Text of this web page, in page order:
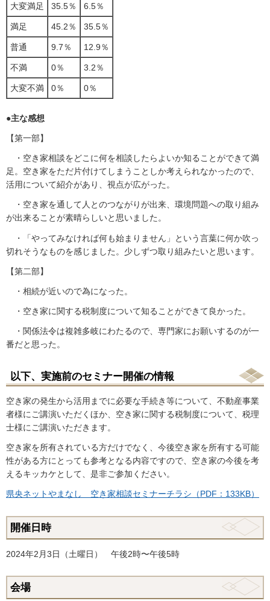
大変満足 35.5％ 6.5％
満足 45.2％ 35.5％
普通 9.7％ 12.9％
不満 0％ 3.2％
大変不満 0％ 0％
●主な感想
【第一部】
・空き家相談をどこに何を相談したらよいか知ることができて満
足。空き家をただ片付けてしまうことしか考えられなかったので、
活用について紹介があり、視点が広がった。
・空き家を通して人とのつながりが出来、環境問題への取り組み
が出来ることが素晴らしいと思いました。
・「やってみなければ何も始まりません」という言葉に何か吹っ
切れそうなものを感じました。少しずつ取り組みたいと思います。
【第二部】
・相続が近いので為になった。
・空き家に関する税制度について知ることができて良かった。
・関係法令は複雑多岐にわたるので、専門家にお願いするのが一
番だと思った。
以下、実施前のセミナー開催の情報
空き家の発生から活用までに必要な手続き等について、不動産事業
者様にご講演いただくほか、空き家に関する税制度について、税理
士様にご講演いただきます。
空き家を所有されている方だけでなく、今後空き家を所有する可能
性がある方にとっても参考となる内容ですので、空き家の今後を考
えるキッカケとして、是非ご参加ください。
県央ネットやまなし 空き家相談セミナーチラシ（PDF：133KB）
開催日時
2024年2月3日（土曜日） 午後2時〜午後5時
会場